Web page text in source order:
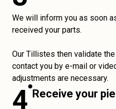
We will inform you as soon
received your parts.
Our Tillistes then validate
contact you by e-mail or
adjustments are necessary.
4 Receive your